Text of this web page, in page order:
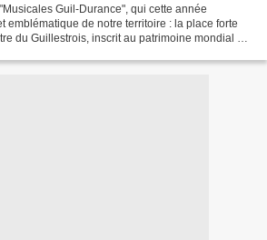
Guil-Durance", qui cette année
emblématique de notre territoire : la place forte
du Guillestrois, inscrit au patrimoine mondial de